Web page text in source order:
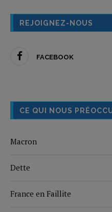
REJOIGNEZ-NOUS
FACEBOOK
CE QUI NOUS
Macron
Dette
France en Faillite